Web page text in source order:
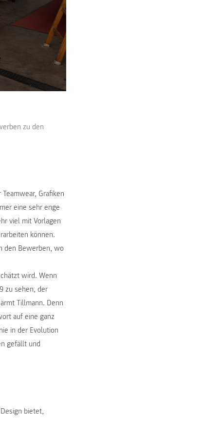
zu den
Grafiken
eine sehr enge
viel mit Vorlagen
können.
den Bewerben, wo
wird. Wenn
zu sehen, der
Tillmann. Denn
auf eine ganz
in der Evolution
gefällt und
bietet,